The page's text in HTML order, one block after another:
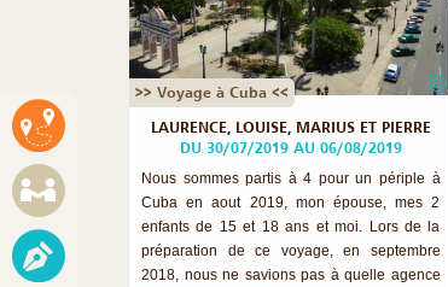
>> Voyage à Cuba << ©
LAURENCE, LOUISE, MARIUS ET PIERRE
DU 30/07/2019 AU 06/08/2019
Nous sommes partis à 4 pour un périple à
Cuba en aout 2019, mon épouse, mes 2
enfants de 15 et 18 ans et moi. Lors de la
préparation de ce voyage, en septembre
2018, nous ne savions pas à quelle agence